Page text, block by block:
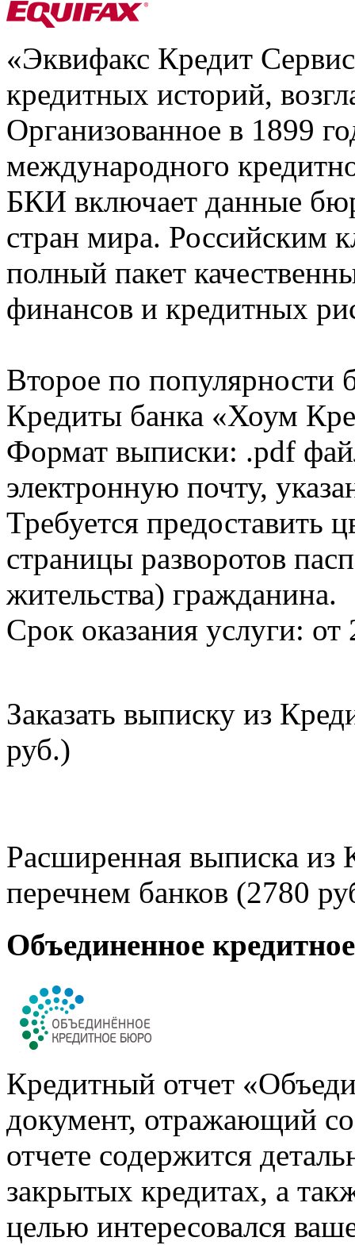
«Эквифакс Кредит
кредитных историй,
Организованное в 1899
международного
БКИ включает данные
стран мира. Российским
полный пакет
финансов и кредитных
Второе по популярности
Кредиты банка «Хоум
Формат выписки: .pdf
электронную почту,
Требуется предоставить
страницы разворотов
жительства) гражданина.
Срок оказания услуги: от
Заказать выписку из
руб.)
Расширенная выписка из
перечнем банков (2780
Объединенное
Кредитный отчет
документ, отражающий
отчете содержится
закрытых кредитах, а
целью интересовался